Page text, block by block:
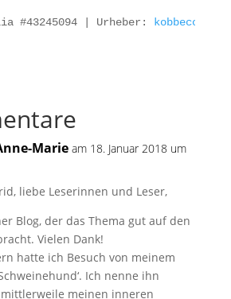
#43245094 | Urheber:
Marie am 18. Januar 2018 um
liebe Leserinnen und Leser,
Blog, der das Thema gut auf den
Vielen Dank!
hatte ich Besuch von meinem
Ich nenne ihn
meinen inneren